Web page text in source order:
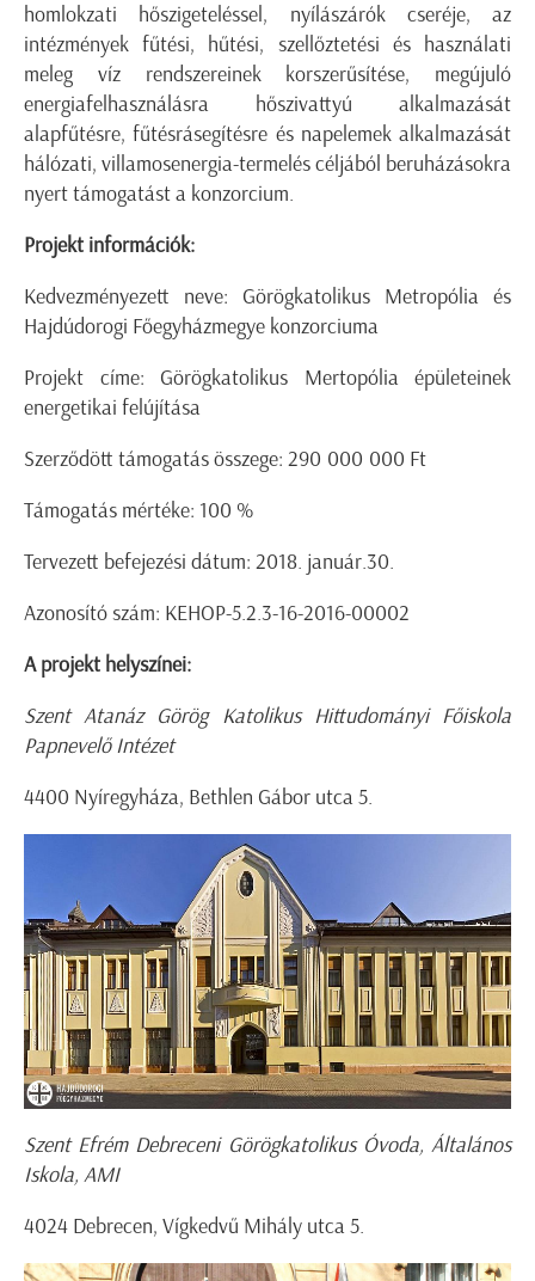
homlokzati hőszigeteléssel, nyílászárók cseréje, az
intézmények fűtési, hűtési, szellőztetési és használati
meleg víz rendszereinek korszerűsítése, megújuló
energiafelhasználásra hőszivattyú alkalmazását
alapfűtésre, fűtésrásegítésre és napelemek alkalmazását
hálózati, villamosenergia-termelés céljából beruházásokra
nyert támogatást a konzorcium.
Projekt információk:
Kedvezményezett neve: Görögkatolikus Metropólia és
Hajdúdorogi Főegyházmegye konzorciuma
Projekt címe: Görögkatolikus Mertopólia épületeinek
energetikai felújítása
Szerződött támogatás összege: 290 000 000 Ft
Támogatás mértéke: 100 %
Tervezett befejezési dátum: 2018. január.30.
Azonosító szám: KEHOP-5.2.3-16-2016-00002
A projekt helyszínei:
Szent Atanáz Görög Katolikus Hittudományi Főiskola
Papnevelő Intézet
4400 Nyíregyháza, Bethlen Gábor utca 5.
Szent Efrém Debreceni Görögkatolikus Óvoda, Általános
Iskola, AMI
4024 Debrecen, Vígkedvű Mihály utca 5.